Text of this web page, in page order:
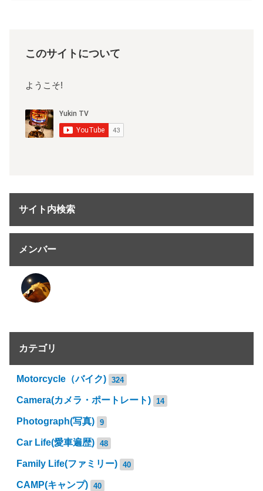
このサイトについて
ようこそ!
サイト内検索
メンバー
カテゴリ
Motorcycle（バイク) 324
Camera(カメラ・ポートレート) 14
Photograph(写真) 9
Car Life(愛車遍歴) 48
Family Life(ファミリー) 40
CAMP(キャンプ) 40